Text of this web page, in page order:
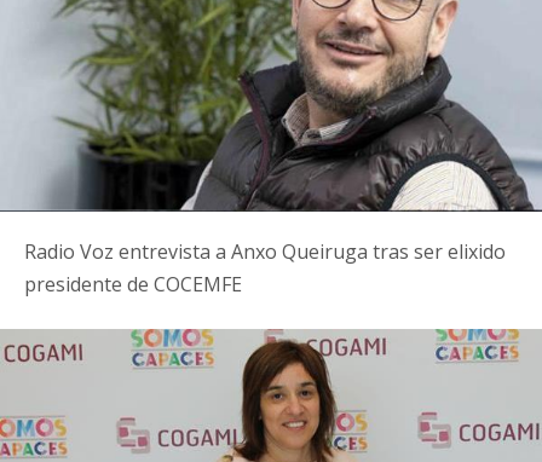
Radio Voz entrevista a Anxo Queiruga tras ser elixido
presidente de COCEMFE